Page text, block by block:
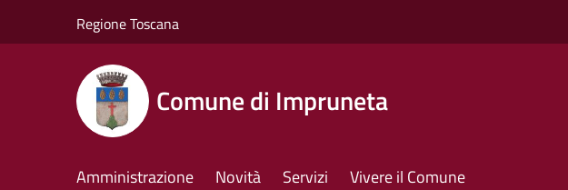
Regione Toscana
Comune di Impruneta
Amministrazione Novità Servizi Vivere il Comune